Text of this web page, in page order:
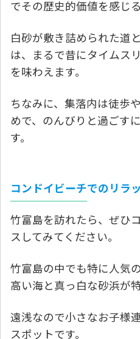
でその歴史的価値を感じ
白砂が敷き詰められた道
は、まるで昔にタイムス
を味わえます。
ちなみに、集落内は徒歩
めで、のんびりと過ごす
す。
コンドイビーチでのリラ
竹富島を訪れたら、ぜひ
スしてみてください。
竹富島の中でも特に人気
高い海と真っ白な砂浜が特
遠浅なので小さなお子様
スポットです。